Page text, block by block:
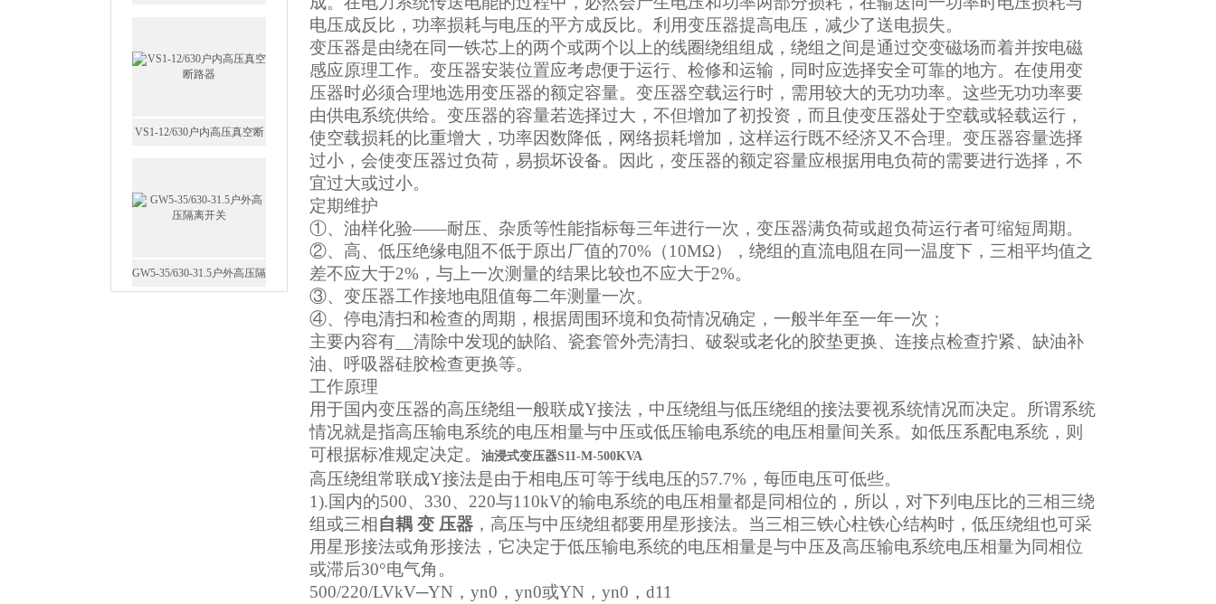
VS1-12/630户内高压真空断
GW5-35/630-31.5户外高压隔
离开关
电压成反比，功率损耗与电压的平方成反比。利用变压器提高电压，减少了送电损失。
变压器是由绕在同一铁芯上的两个或两个以上的线圈绕组组成，绕组之间是通过交变磁场而着并按电磁
感应原理工作。变压器安装位置应考虑便于运行、检修和运输，同时应选择安全可靠的地方。在使用变
压器时必须合理地选用变压器的额定容量。变压器空载运行时，需用较大的无功功率。这些无功功率要
由供电系统供给。变压器的容量若选择过大，不但增加了初投资，而且使变压器处于空载或轻载运行，
使空载损耗的比重增大，功率因数降低，网络损耗增加，这样运行既不经济又不合理。变压器容量选择
过小，会使变压器过负荷，易损坏设备。因此，变压器的额定容量应根据用电负荷的需要进行选择，不
宜过大或过小。
定期维护
①、油样化验——耐压、杂质等性能指标每三年进行一次，变压器满负荷或超负荷运行者可缩短周期。
②、高、低压绝缘电阻不低于原出厂值的70%（10MΩ），绕组的直流电阻在同一温度下，三相平均值之
差不应大于2%，与上一次测量的结果比较也不应大于2%。
③、变压器工作接地电阻值每二年测量一次。
④、停电清扫和检查的周期，根据周围环境和负荷情况确定，一般半年至一年一次；
主要内容有__清除中发现的缺陷、瓷套管外壳清扫、破裂或老化的胶垫更换、连接点检查拧紧、缺油补
油、呼吸器硅胶检查更换等。
工作原理
用于国内变压器的高压绕组一般联成Y接法，中压绕组与低压绕组的接法要视系统情况而决定。所谓系统
情况就是指高压输电系统的电压相量与中压或低压输电系统的电压相量间关系。如低压系配电系统，则
可根据标准规定决定。
油浸式变压器S11-M-500KVA
高压绕组常联成Y接法是由于相电压可等于线电压的57.7%，每匝电压可低些。
1).国内的500、330、220与110kV的输电系统的电压相量都是同相位的，所以，对下列电压比的三相三绕
组或三相 自耦 变 压器 ，高压与中压绕组都要用星形接法。当三相三铁心柱铁心结构时，低压绕组也可采
用星形接法或角形接法，它决定于低压输电系统的电压相量是与中压及高压输电系统电压相量为同相位
或滞后30°电气角。
500/220/LVkV─YN，yn0，yn0或YN，yn0，d11